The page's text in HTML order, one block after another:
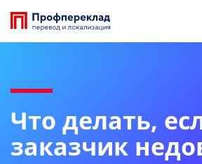
Что делать,
заказчик